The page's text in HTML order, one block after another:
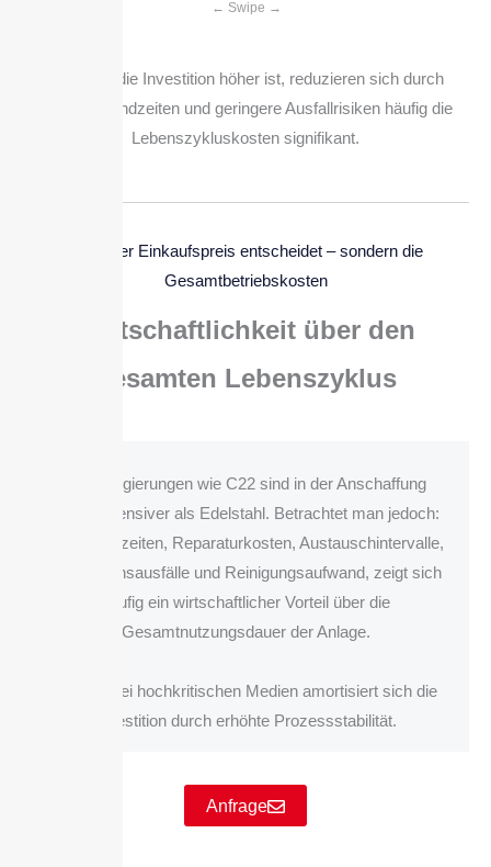
Während die Investition höher ist, reduzieren sich durch
längere Standzeiten und geringere Ausfallrisiken häufig die
Lebenszykluskosten signifikant.
Nicht der Einkaufspreis entscheidet – sondern die
Gesamtbetriebskosten
Wirtschaftlichkeit über den
gesamten Lebenszyklus
Nickellegierungen wie C22 sind in der Anschaffung
kostenintensiver als Edelstahl. Betrachtet man jedoch:
Stillstandszeiten, Reparaturkosten, Austauschintervalle,
Produktionsausfälle und Reinigungsaufwand, zeigt sich
häufig ein wirtschaftlicher Vorteil über die
Gesamtnutzungsdauer der Anlage.
Gerade bei hochkritischen Medien amortisiert sich die
Investition durch erhöhte Prozessstabilität.
Anfrage